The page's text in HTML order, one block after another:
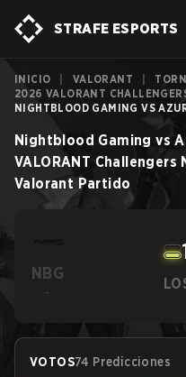
STRAFE ESPORTS
INICIO VALORANT
2026 VALORANT
NIGHTBLOOD GAMING VS
Nightblood Gaming vs
VALORANT
Valorant Partido
NBG
-
VOTOS74 Predicciones